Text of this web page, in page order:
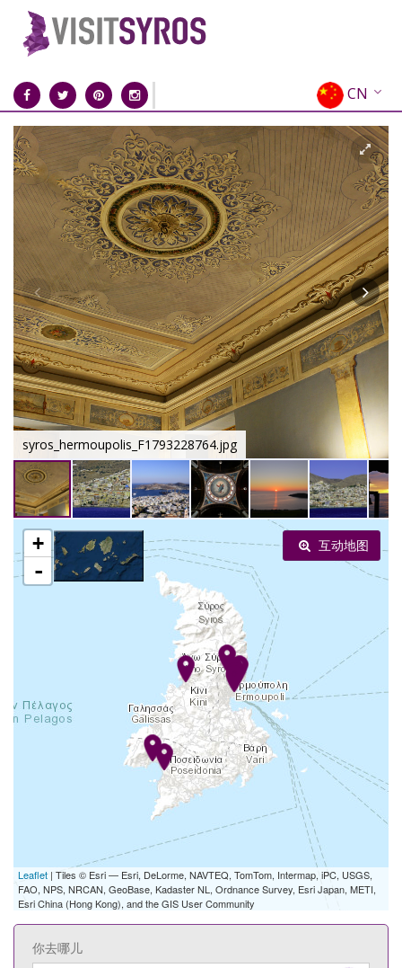
CN
EN
EL
FR
DE
IT
ES
RU
syros_hermoupolis_F1793228764.jpg
+
-
Leaflet | Tiles © Esri — Esri, DeLorme, NAVTEQ, TomTom, Intermap, iPC, USGS,
FAO, NPS, NRCAN, GeoBase, Kadaster NL, Ordnance Survey, Esri Japan, METI,
Esri China (Hong Kong), and the GIS User Community
互动地图
你去哪儿